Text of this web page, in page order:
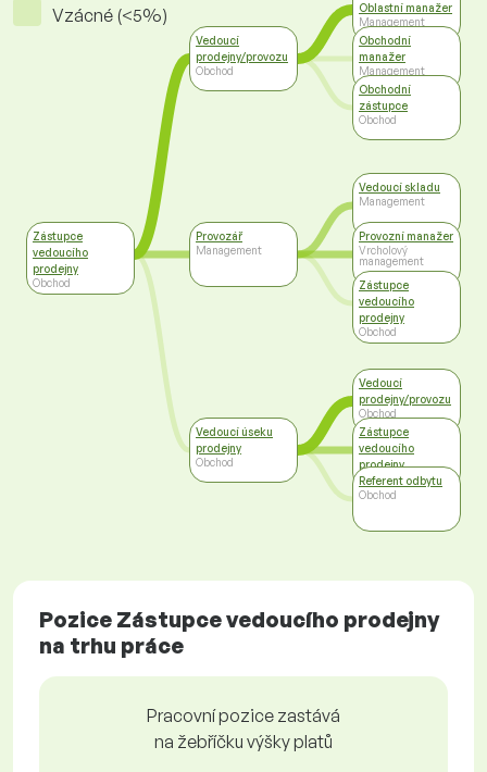
Vzácné (<5%)
Zástupce
vedoucího
prodejny
Obchod
Vedoucí
prodejny/provozu
Obchod
Provozář
Management
Vedoucí úseku
prodejny
Obchod
Oblastní manažer
Management
Obchodní
manažer
Management
Obchodní
zástupce
Obchod
Vedoucí skladu
Management
Provozní manažer
Vrcholový
management
Zástupce
vedoucího
prodejny
Obchod
Vedoucí
prodejny/provozu
Obchod
Zástupce
vedoucího
prodejny
Obchod
Referent odbytu
Obchod
Pozice Zástupce vedoucího prodejny
na trhu práce
Pracovní pozice zastává
na žebříčku výšky platů